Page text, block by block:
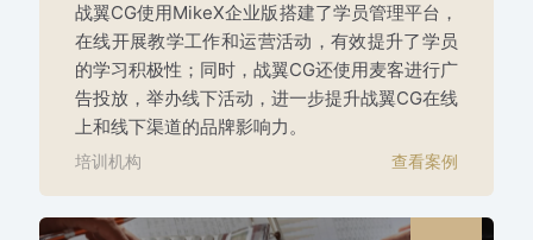
战翼CG使用MikeX企业版搭建了学员管理平台，
在线开展教学工作和运营活动，有效提升了学员
的学习积极性；同时，战翼CG还使用麦客进行广
告投放，举办线下活动，进一步提升战翼CG在线
上和线下渠道的品牌影响力。
培训机构 查看案例